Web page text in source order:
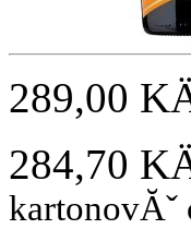
289,00
284,70
kartonovĂˇ